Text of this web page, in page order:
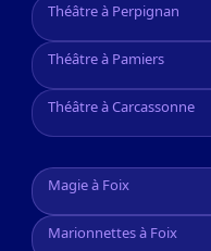
Théâtre à Perpignan
Théâtre à Pamiers
Théâtre à Carcassonne
Magie à Foix
Marionnettes à Foix